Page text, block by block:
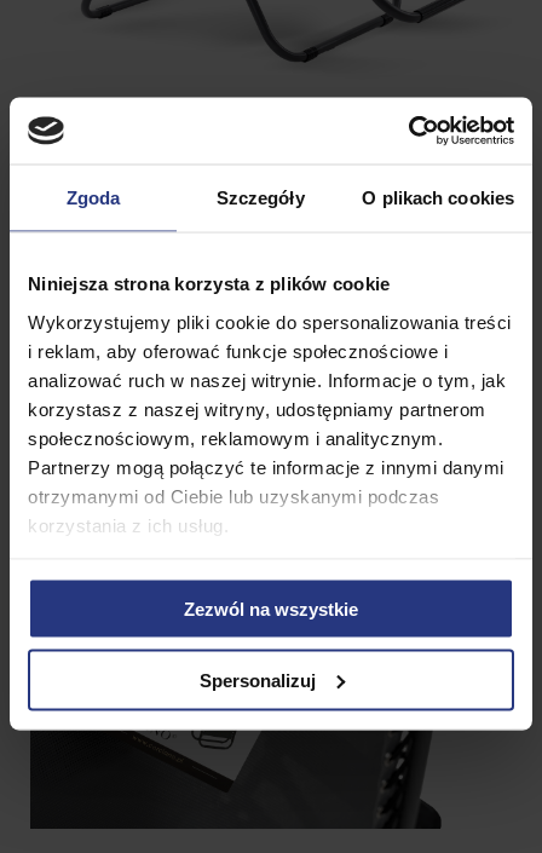
Zgoda Szczegóły O plikach cookies
Niniejsza strona korzysta z plików cookie
Wykorzystujemy pliki cookie do spersonalizowania treści
i reklam, aby oferować funkcje społecznościowe i
analizować ruch w naszej witrynie. Informacje o tym, jak
korzystasz z naszej witryny, udostępniamy partnerom
społecznościowym, reklamowym i analitycznym.
Partnerzy mogą połączyć te informacje z innymi danymi
otrzymanymi od Ciebie lub uzyskanymi podczas
korzystania z ich usług.
Zezwól na wszystkie
Spersonalizuj